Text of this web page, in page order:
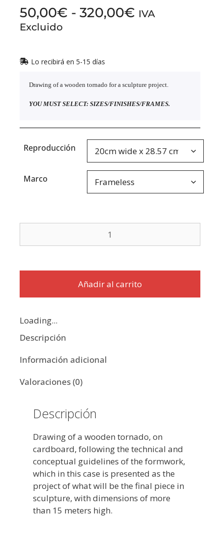
50,00€ - 320,00€ IVA
Excluido
Lo recibirá en 5-15 días
Drawing of a wooden tornado for a sculpture project.
YOU MUST SELECT: SIZES/FINISHES/FRAMES.
Reproducción
Marco
Añadir al carrito
Loading...
Descripción
Información adicional
Valoraciones (0)
Descripción
Drawing of a wooden tornado, on
cardboard, following the technical and
conceptual guidelines of the formwork,
which in this case is presented as the
project of what will be the final piece in
sculpture, with dimensions of more
than 15 meters high.